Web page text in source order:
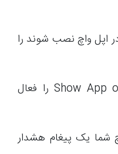
در اپل واچ نصب شوند را
گزینه Show App on Apple Watch را فعال
شما یک پیغام هشدار